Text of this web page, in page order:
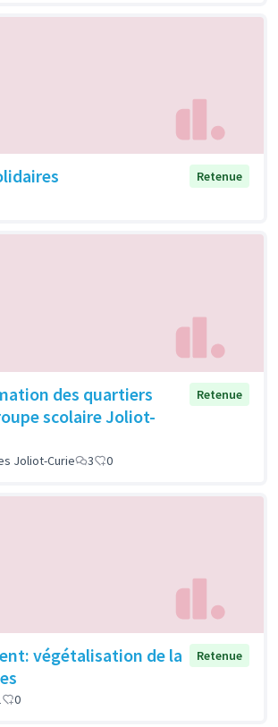
Retenue
des quartiers
scolaire Joliot-
Retenue
Joliot-Curie 3 0
végétalisation de la
Retenue
0